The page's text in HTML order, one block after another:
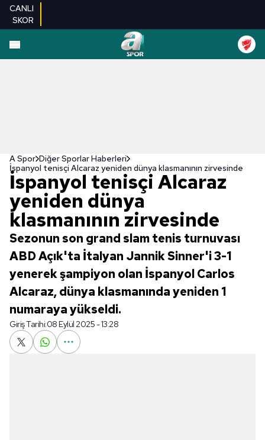
CANLI
SKOR
A Spor Diğer Sporlar Haberleri
İspanyol tenisçi Alcaraz yeniden dünya klasmanının zirvesinde
İspanyol tenisçi Alcaraz
yeniden dünya
klasmanının zirvesinde
Sezonun son grand slam tenis turnuvası
ABD Açık'ta İtalyan Jannik Sinner'i 3-1
yenerek şampiyon olan İspanyol Carlos
Alcaraz, dünya klasmanında yeniden 1
numaraya yükseldi.
Giriş Tarihi:08 Eylül 2025 - 13:28